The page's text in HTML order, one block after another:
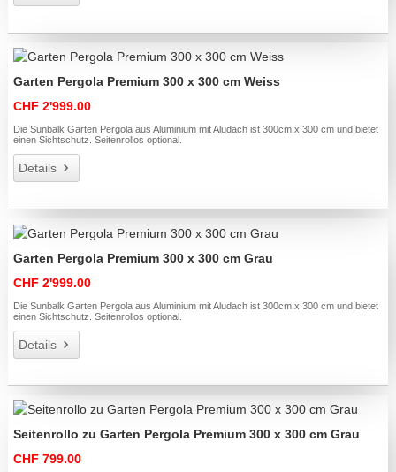
Garten Pergola Premium 300 x 300 cm Weiss
CHF 2'999.00
Die Sunbalk Garten Pergola aus Aluminium mit Aludach ist 300cm x 300 cm und bietet
einen Sichtschutz. Seitenrollos optional.
Details
Garten Pergola Premium 300 x 300 cm Grau
CHF 2'999.00
Die Sunbalk Garten Pergola aus Aluminium mit Aludach ist 300cm x 300 cm und bietet
einen Sichtschutz. Seitenrollos optional.
Details
Seitenrollo zu Garten Pergola Premium 300 x 300 cm Grau
CHF 799.00